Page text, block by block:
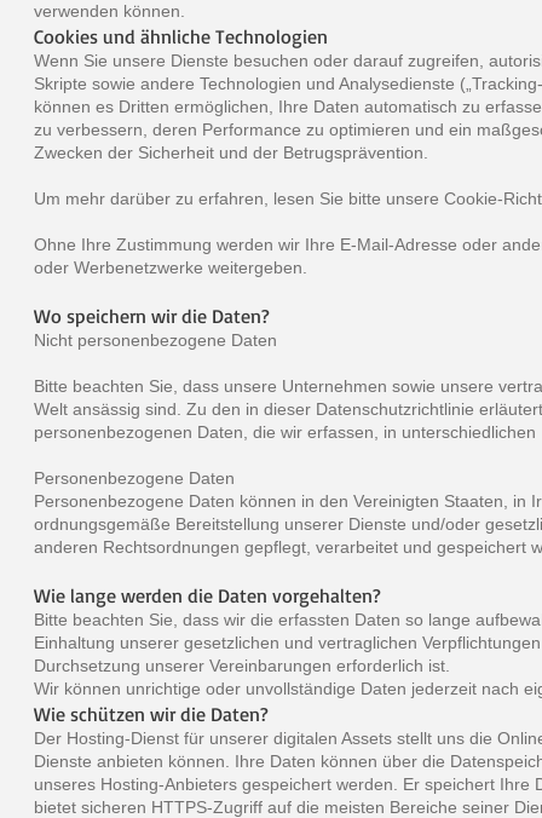
verwenden können.
Cookies und ähnliche Technologien
Wenn Sie unsere Dienste besuchen oder darauf zugreifen,
Skripte sowie andere Technologien und Analysedienste
können es Dritten ermöglichen, Ihre Daten automatisch zu
zu verbessern, deren Performance zu optimieren und ein
Zwecken der Sicherheit und der Betrugsprävention.
Um mehr darüber zu erfahren, lesen Sie bitte unsere Cookie-
Ohne Ihre Zustimmung werden wir Ihre E-Mail-Adresse oder
oder Werbenetzwerke weitergeben.
Wo speichern wir die Daten?
Nicht personenbezogene Daten
Bitte beachten Sie, dass unsere Unternehmen sowie unsere
Welt ansässig sind. Zu den in dieser Datenschutzrichtlinie
personenbezogenen Daten, die wir erfassen, in
Personenbezogene Daten
Personenbezogene Daten können in den Vereinigten Staaten, in
ordnungsgemäße Bereitstellung unserer Dienste und/oder
anderen Rechtsordnungen gepflegt, verarbeitet und gespeichert
Wie lange werden die Daten vorgehalten?
Bitte beachten Sie, dass wir die erfassten Daten so lange
Einhaltung unserer gesetzlichen und vertraglichen
Durchsetzung unserer Vereinbarungen erforderlich ist.
Wir können unrichtige oder unvollständige Daten jederzeit nach
Wie schützen wir die Daten?
Der Hosting-Dienst für unserer digitalen Assets stellt uns die
Dienste anbieten können. Ihre Daten können über die
unseres Hosting-Anbieters gespeichert werden. Er speichert
bietet sicheren HTTPS-Zugriff auf die meisten Bereiche seiner